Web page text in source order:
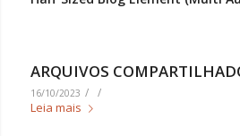
ARQUIVOS
16/10/2023 / /
Leia mais